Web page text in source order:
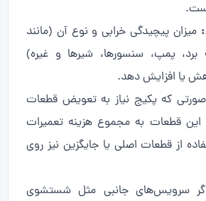
میزان پیچیدگی خرابی و نوع آن (مانند
پمپ، سنسورها، شیرها و غیره)
یا افزایش دهد.
که پکیج نیاز به تعویض قطعات
این قطعات به مجموع هزینه تعمیرات
از قطعات اصلی یا جایگزین نیز روی
سرویس‌های جانبی مثل شستشوی